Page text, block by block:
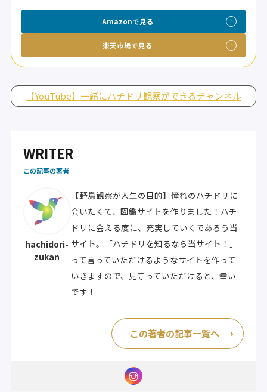
Amazonで見る
楽天市場で見る
【YouTube】一緒にハチドリ観察ができるチャンネル
WRITER
この記事の著者
hachidori-
zukan
【野鳥観察が人生の目的】憧れのハチドリに
会いたくて、図鑑サイトを作りました！ハチ
ドリに会える度に、充実していくであろう当
サイト。「ハチドリを知るなら当サイト！」
って言っていただけるようなサイトを作って
いきますので、見守っていただけると、幸い
です！
この著者の記事一覧へ